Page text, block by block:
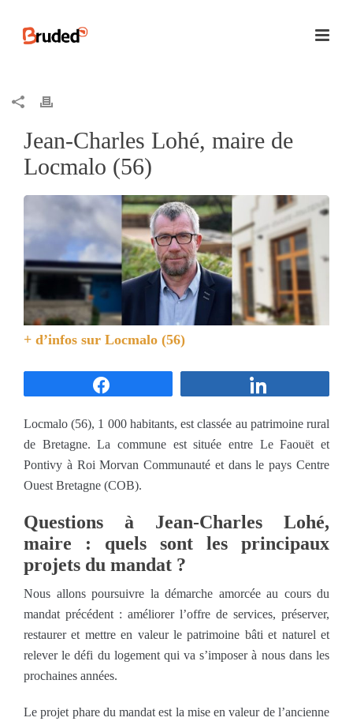
Jean-Charles Lohé, maire de
Locmalo (56)
+ d’infos sur Locmalo (56)
Locmalo (56), 1 000 habitants, est classée au patrimoine rural
de Bretagne. La commune est située entre Le Faouët et
Pontivy à Roi Morvan Communauté et dans le pays Centre
Ouest Bretagne (COB).
Questions à Jean-Charles Lohé,
maire : quels sont les principaux
projets du mandat ?
Nous allons poursuivre la démarche amorcée au cours du
mandat précédent : améliorer l’offre de services, préserver,
restaurer et mettre en valeur le patrimoine bâti et naturel et
relever le défi du logement qui va s’imposer à nous dans les
prochaines années.
Le projet phare du mandat est la mise en valeur de l’ancienne